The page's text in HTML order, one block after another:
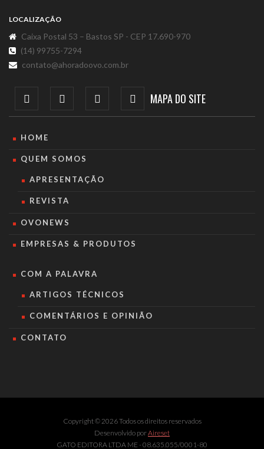
LOCALIZAÇÃO
Caixa Postal 53 – Bastos SP - CEP 17.690-970
(14) 99755-7294
contato@ahoradoovo.com.br
MAPA DO SITE
HOME
QUEM SOMOS
APRESENTAÇÃO
REVISTA
OVONEWS
EMPRESAS & PRODUTOS
COM A PALAVRA
ARTIGOS TÉCNICOS
COMENTÁRIOS E OPINIÃO
CONTATO
Copyright © 2026 Todos os direitos reservados
Desenvolvido porAireset
GATO EDITORA LTDA ME - 08.635.055/0001-80